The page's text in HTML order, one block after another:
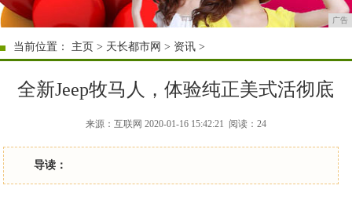
广告
当前位置： 主页 > 天长都市网 > 资讯 >
全新Jeep牧马人，体验纯正美式活彻底
来源：互联网 2020-01-16 15:42:21 阅读：24
导读：